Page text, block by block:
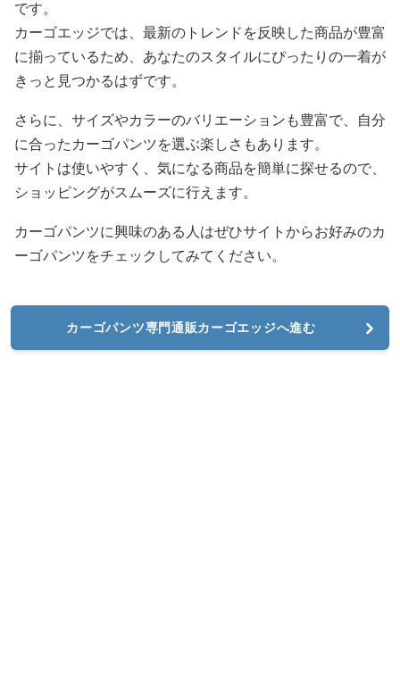
です。
カーゴエッジでは、最新のトレンドを反映した商品が豊富
に揃っているため、あなたのスタイルにぴったりの一着が
きっと見つかるはずです。
さらに、サイズやカラーのバリエーションも豊富で、自分
に合ったカーゴパンツを選ぶ楽しさもあります。
サイトは使いやすく、気になる商品を簡単に探せるので、
ショッピングがスムーズに行えます。
カーゴパンツに興味のある人はぜひサイトからお好みのカ
ーゴパンツをチェックしてみてください。
カーゴパンツ専門通販カーゴエッジへ進む